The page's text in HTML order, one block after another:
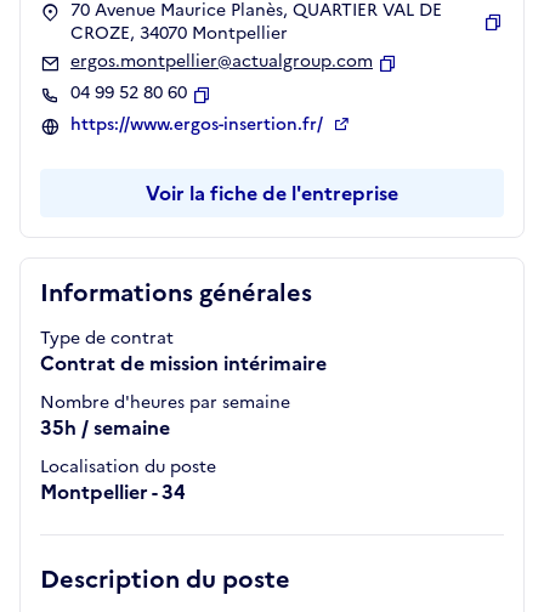
Informations générales
Type de contrat
Contrat de mission intérimaire
Nombre d'heures par semaine
35h / semaine
Localisation du poste
Montpellier - 34
Description du poste
70 Avenue Maurice Planès, QUARTIER VAL DE
CROZE, 34070 Montpellier
ergos.montpellier@actualgroup.com
04 99 52 80 60
Copier
https://www.ergos-insertion.fr/
Voir la fiche de l'entreprise